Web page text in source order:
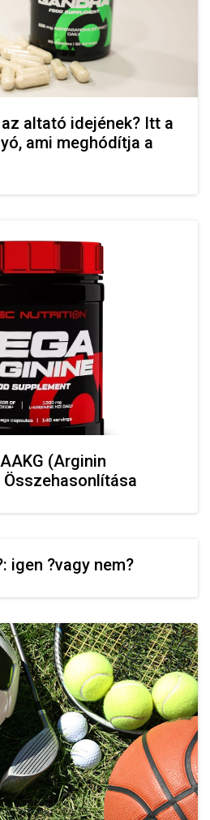
altató idejének? Itt a
ami meghódítja a
(Arginin
igen ?vagy nem?